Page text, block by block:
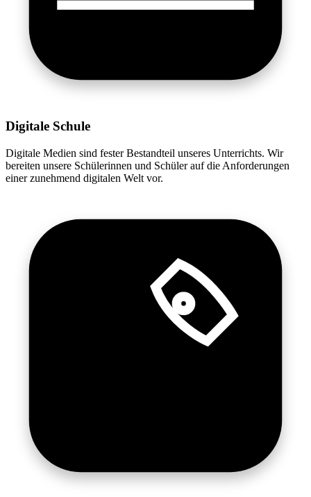
Digitale Schule
Digitale Medien sind fester Bestandteil unseres Unterrichts. Wir
bereiten unsere Schülerinnen und Schüler auf die Anforderungen
einer zunehmend digitalen Welt vor.